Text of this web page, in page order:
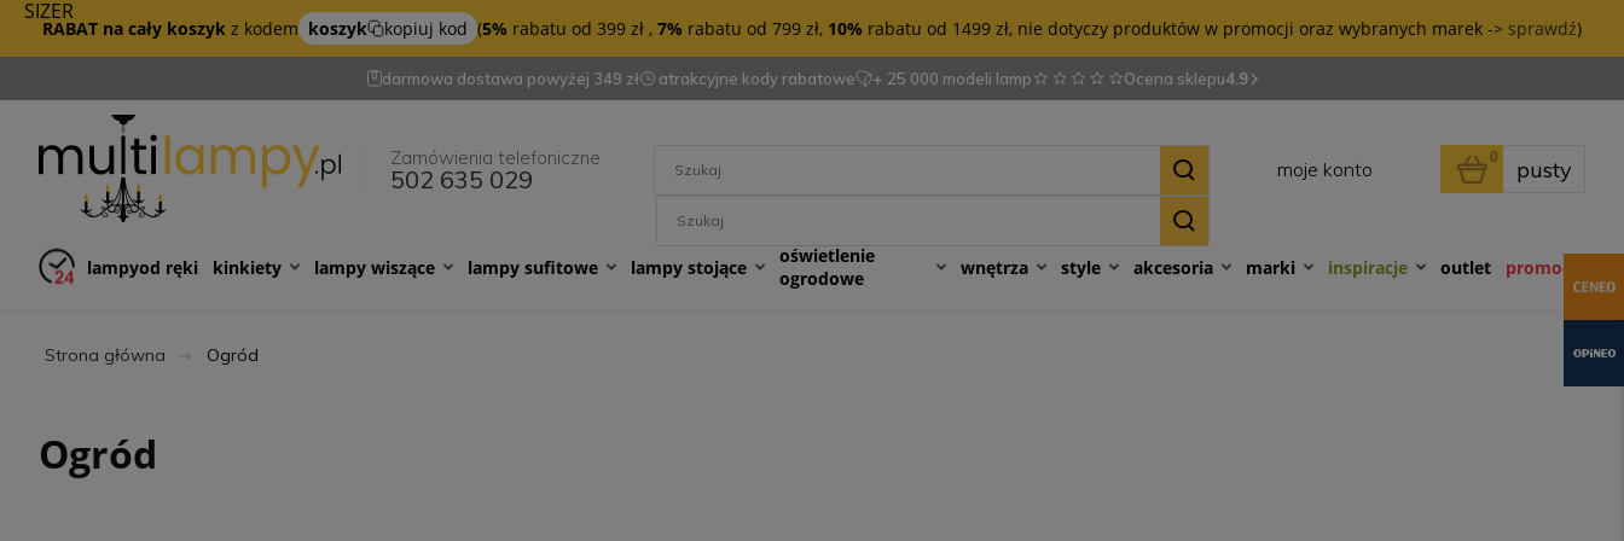
RABAT na cały koszyk z kodem koszyk kopiuj kod (5% rabatu od 399 zł , 7% rabatu od 799 zł, 10% rabatu od 1499 zł, nie dotyczy produktów w promocji oraz wybranych marek -> sprawdź)
darmowa dostawa powyżej 349 zł atrakcyjne kody rabatowe + 25 000 modeli lamp Ocena sklepu4.9
Zamówienia telefoniczne
502 635 029 moje konto pusty
0
lampyod ręki kinkiety lampy wiszące lampy sufitowe lampy stojące
oświetlenie
ogrodowe
wnętrza style akcesoria marki outlet promocje
inspiracje
Strona główna Ogród
Ogród
SIZER